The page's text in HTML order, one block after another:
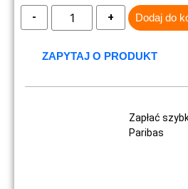
Dodaj do
ZAPYTAJ O PRODUKT
Zapłać
Paribas